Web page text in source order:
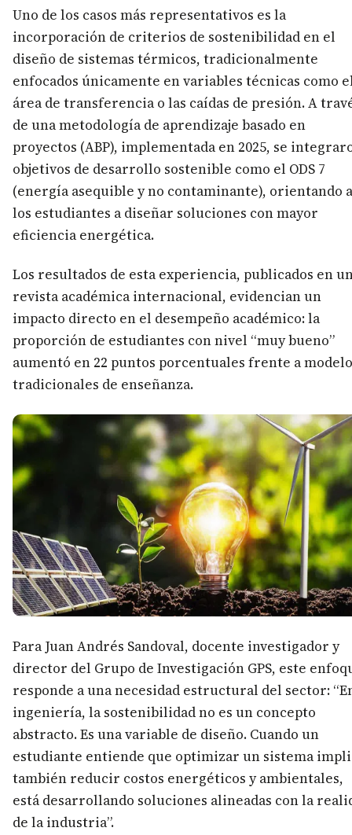
Uno de los casos más representativos es la
incorporación de criterios de sostenibilidad en el
diseño de sistemas térmicos, tradicionalmente
enfocados únicamente en variables técnicas como
área de transferencia o las caídas de presión. A
de una metodología de aprendizaje basado en
proyectos (ABP), implementada en 2025, se
objetivos de desarrollo sostenible como el ODS 7
(energía asequible y no contaminante), orientando a
los estudiantes a diseñar soluciones con mayor
eficiencia energética.
Los resultados de esta experiencia, publicados en
revista académica internacional, evidencian un
impacto directo en el desempeño académico: la
proporción de estudiantes con nivel “muy bueno”
aumentó en 22 puntos porcentuales frente a
tradicionales de enseñanza.
Para Juan Andrés Sandoval, docente investigador y
director del Grupo de Investigación GPS, este
responde a una necesidad estructural del sector:
ingeniería, la sostenibilidad no es un concepto
abstracto. Es una variable de diseño. Cuando un
estudiante entiende que optimizar un sistema
también reducir costos energéticos y ambientales,
está desarrollando soluciones alineadas con la
de la industria”.